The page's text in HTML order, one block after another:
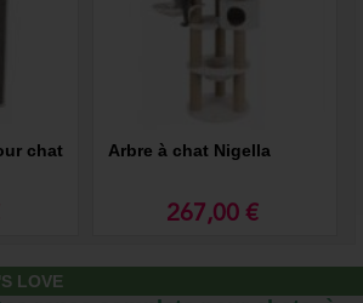
chat Arbre à chat Nigella
267,00 €
LOVE